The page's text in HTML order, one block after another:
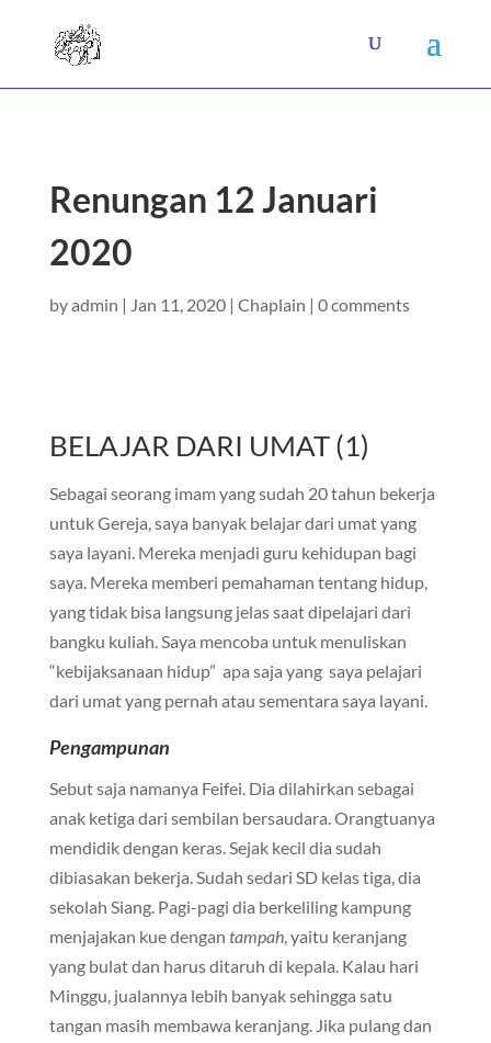
Renungan 12 Januari
2020
byadmin | Jan 11, 2020| Chaplain | 0 comments
BELAJAR DARI UMAT (1)
Sebagai seorang imam yang sudah 20 tahun bekerja
untuk Gereja, saya banyak belajar dari umat yang
saya layani. Mereka menjadi guru kehidupan bagi
saya. Mereka memberi pemahaman tentang hidup,
yang tidak bisa langsung jelas saat dipelajari dari
bangku kuliah. Saya mencoba untuk menuliskan
“kebijaksanaan hidup” apa saja yang saya pelajari
dari umat yang pernah atau sementara saya layani.
Pengampunan
Sebut saja namanya Feifei. Dia dilahirkan sebagai
anak ketiga dari sembilan bersaudara. Orangtuanya
mendidik dengan keras. Sejak kecil dia sudah
dibiasakan bekerja. Sudah sedari SD kelas tiga, dia
sekolah Siang. Pagi-pagi dia berkeliling kampung
menjajakan kue dengan tampah, yaitu keranjang
yang bulat dan harus ditaruh di kepala. Kalau hari
Minggu, jualannya lebih banyak sehingga satu
tangan masih membawa keranjang. Jika pulang dan